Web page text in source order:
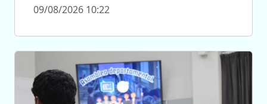
09/08/2026 10:22